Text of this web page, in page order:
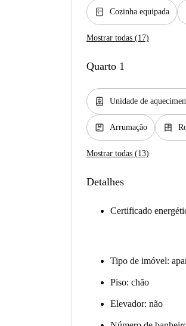
kitchen Cozinha equipada
Mostrar todas (17)
Quarto 1
water_heater Unidade de
package Arrumação dresser
Mostrar todas (13)
Detalhes
Certificado
Tipo de imóvel:
Piso: chão
Elevador: não